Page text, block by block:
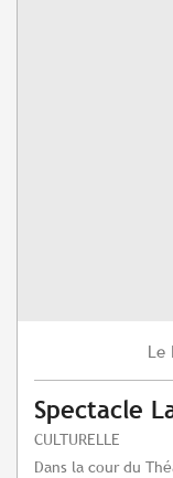
Le
Spectacle
CULTURELLE
Dans la cour du